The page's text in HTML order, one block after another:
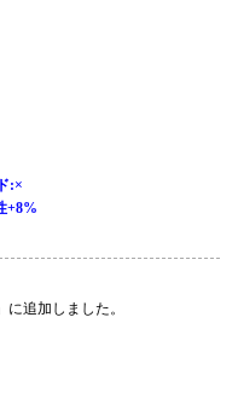
:×
+8%
に追加しました。